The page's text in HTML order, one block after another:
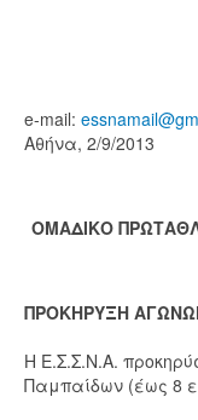
e-mail:
Αθήνα, 2/9/2013
ΟΜΑΔΙΚΟ
ΠΡΟΚΗΡΥΞΗ
Η Ε.Σ.Σ.Ν.Α.
Παμπαίδων (έως 8